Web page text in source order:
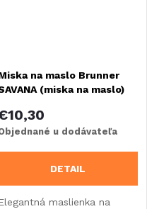
na maslo Brunner
(miska na maslo)
u dodávateľa
DETAIL
maslienka na